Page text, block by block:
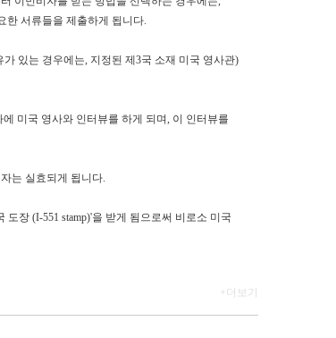
한 서류들을 제출하게 됩니다.
있는 경우에는, 지정된 제3국 소재 미국 영사관)
미국 영사와 인터뷰를 하게 되며, 이 인터뷰를
는 실효되게 됩니다.
장 (I-551 stamp)'을 받게 됨으로써 비로소 미국
+더보기